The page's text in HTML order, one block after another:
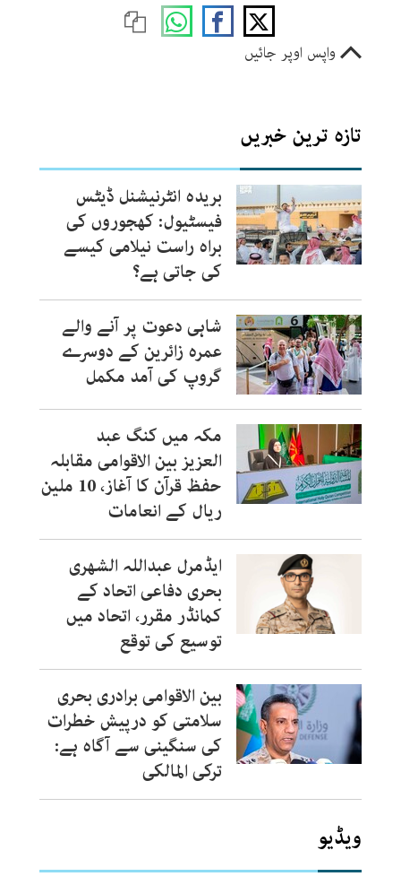
واپس اوپر جائیں
تازہ ترین خبریں
بریدہ انٹرنیشنل ڈیٹس
فیسٹیول: کھجوروں کی
براہ راست نیلامی کیسے
کی جاتی ہے؟
شاہی دعوت پر آنے والے
عمرہ زائرین کے دوسرے
گروپ کی آمد مکمل
مکہ میں کنگ عبد
العزیز بین الاقوامی مقابلہ
حفظ قرآن کا آغاز، 10 ملین
ریال کے انعامات
ایڈمرل عبداللہ الشھری
بحری دفاعی اتحاد کے
کمانڈر مقرر، اتحاد میں
توسیع کی توقع
بین الاقوامی برادری بحری
سلامتی کو درپیش خطرات
کی سنگینی سے آگاہ ہے:
ترکی المالکی
ویڈیو